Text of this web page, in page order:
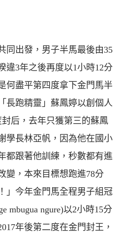
同出發，男子半馬最後由35
違3年之後再度以1小時12分
何盡平第四度拿下金門馬半
長跑精靈」蘇鳳婷以創個人
后，去年只獲第三的蘇鳳
學長林亞帆，因為他在國小
都跟著他訓練，秒數都有進
變，本來目標想跑進78分
」今年金門馬全程男子組冠
mbugua ngure)以2小時15分
年後第二度在金門封王，